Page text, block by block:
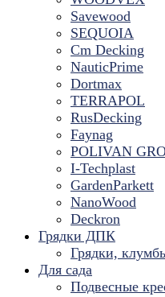
Savewood
SEQUOIA
Cm Decking
NauticPrime
Dortmax
TERRAPOL
RusDecking
Faynag
POLIVAN
I-Techplast
GardenParkett
NanoWood
Deckron
Грядки ДПК
Грядки,
Для сада
Подвесные